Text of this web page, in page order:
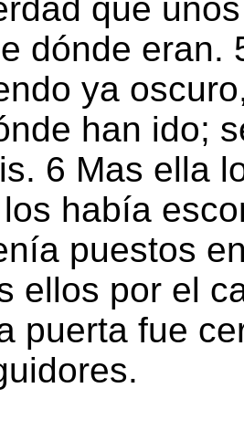
que
dónde eran.
ya
han ido;
6 Mas ella
había
puestos
ellos por el
puerta fue